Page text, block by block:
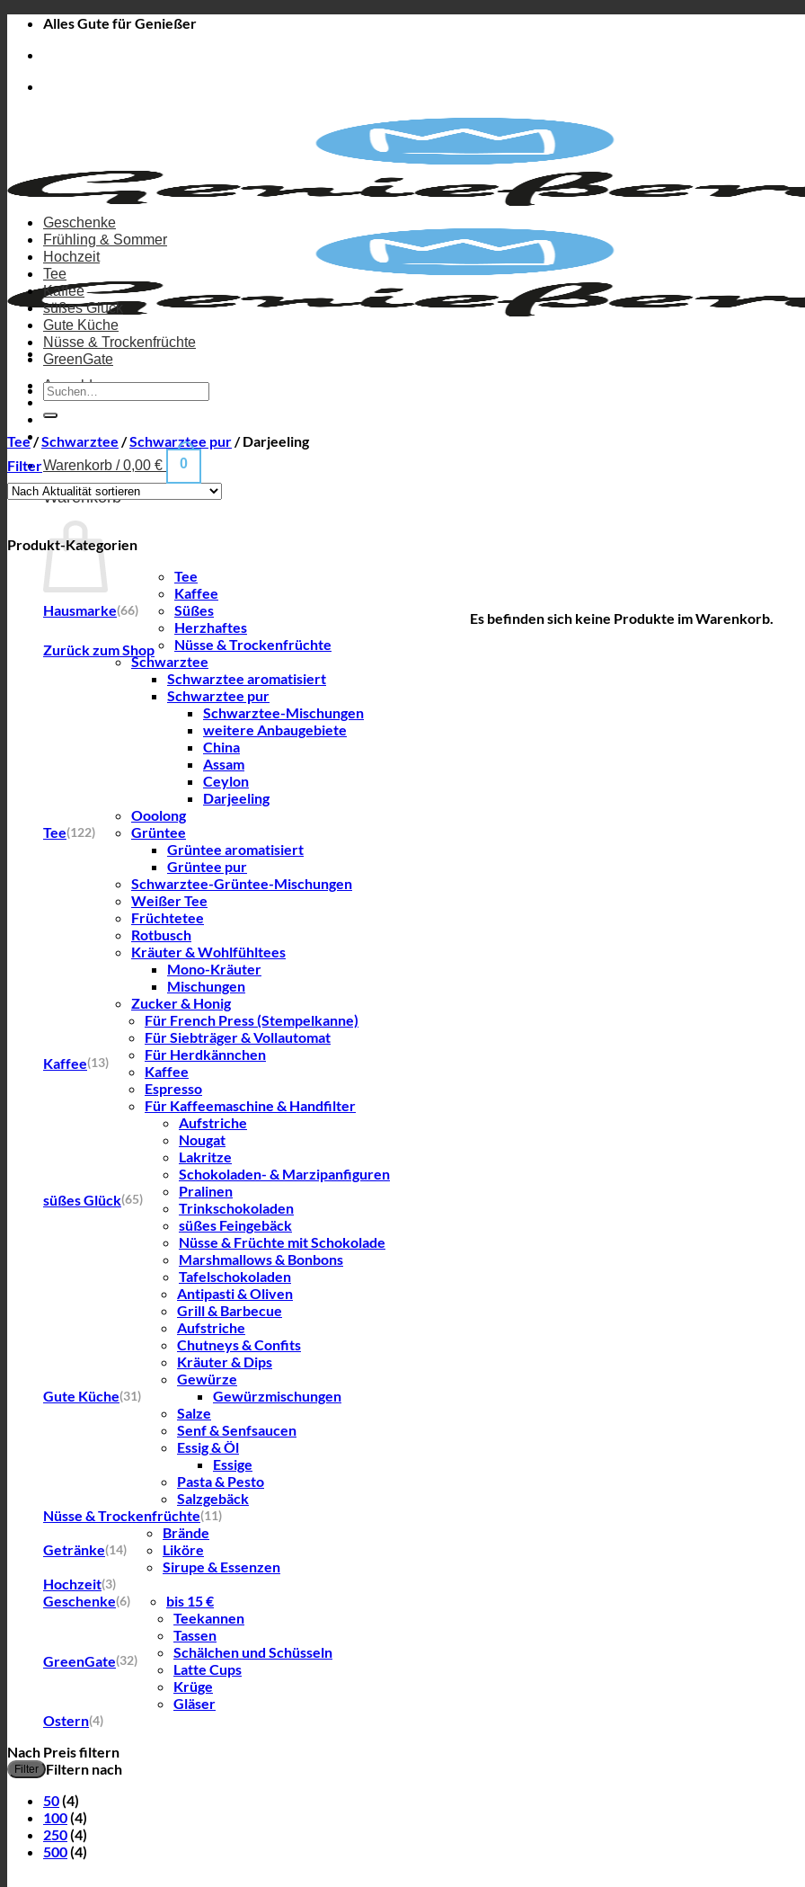
Zum
springen
Alles Gute für Genießer
Anmelden
Warenkorb /0,00 € 0
Warenkorb
Es befinden sich keine Produkte im Warenkorb.
Zurück zum Shop
Geschenke
Frühling & Sommer
Hochzeit
Tee
Kaffee
süßes Glück
Gute Küche
Nüsse & Trockenfrüchte
GreenGate
Suchen
nach:
Tee/Schwarztee /Schwarztee pur/Darjeeling
Filter
Produkt-Kategorien
Hausmarke(66)
Tee
Kaffee
Süßes
Herzhaftes
Nüsse & Trockenfrüchte
Tee(122)
Schwarztee
Schwarztee aromatisiert
Schwarztee pur
Schwarztee-Mischungen
weitere Anbaugebiete
China
Assam
Ceylon
Darjeeling
Ooolong
Grüntee
Grüntee aromatisiert
Grüntee pur
Schwarztee-Grüntee-Mischungen
Weißer Tee
Früchtetee
Rotbusch
Kräuter & Wohlfühltees
Mono-Kräuter
Mischungen
Zucker & Honig
Kaffee(13)
Für French Press (Stempelkanne)
Für Siebträger & Vollautomat
Für Herdkännchen
Kaffee
Espresso
Für Kaffeemaschine & Handfilter
süßes Glück(65)
Aufstriche
Nougat
Lakritze
Schokoladen- & Marzipanfiguren
Pralinen
Trinkschokoladen
süßes Feingebäck
Nüsse & Früchte mit Schokolade
Marshmallows & Bonbons
Tafelschokoladen
Gute Küche(31)
Antipasti & Oliven
Grill & Barbecue
Aufstriche
Chutneys & Confits
Kräuter & Dips
Gewürze
Gewürzmischungen
Salze
Senf & Senfsaucen
Essig & Öl
Essige
Pasta & Pesto
Salzgebäck
Nüsse & Trockenfrüchte(11)
Getränke(14)
Brände
Liköre
Sirupe & Essenzen
Hochzeit(3)
Geschenke(6) bis 15 €
GreenGate(32)
Teekannen
Tassen
Schälchen und Schüsseln
Latte Cups
Krüge
Gläser
Ostern(4)
Nach Preis filtern
Filter
Filtern nach
50(4)
100(4)
250(4)
500(4)